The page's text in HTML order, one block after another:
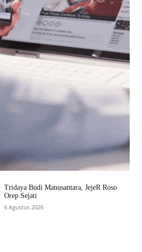
Tridaya Budi Manusantara, JejeR Roso
Orep Sejati
6 Agustus 2026